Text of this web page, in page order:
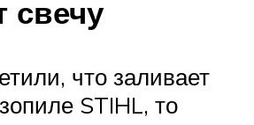
свечу
что заливает
STIHL, то